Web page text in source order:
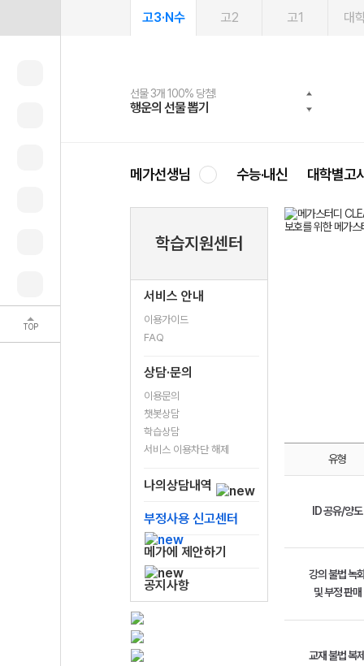
TOP
고3·N수 고2 고1 대
선물 3개 100% 당첨!
행운의 선물 뽑기
선물 100% 증정!
메가스터디 X 올리브
여름방학 스터디 캐시백
메가런 썸머스쿨
2027 러셀 단과
강사 공개선발
스마트러닝앱
설문 EVENT
메가패스
3일 무료 체험권
메가패스 수강생 무료혜택!
메가클럽 멤버십
사회공헌 캠페인
희망이룸 메가나눔
메가선생님 수능·내신 대학별고
학습지원센터
서비스 안내
이용가이드
FAQ
상담·문의
이용문의
챗봇상담
학습상담
서비스 이용차단 해제
나의상담내역
부정사용 신고센터
메가에 제안하기
공지사항
유형
ID 공유/양도
강의 불법 녹
및 부정 판매
교재 불법 복